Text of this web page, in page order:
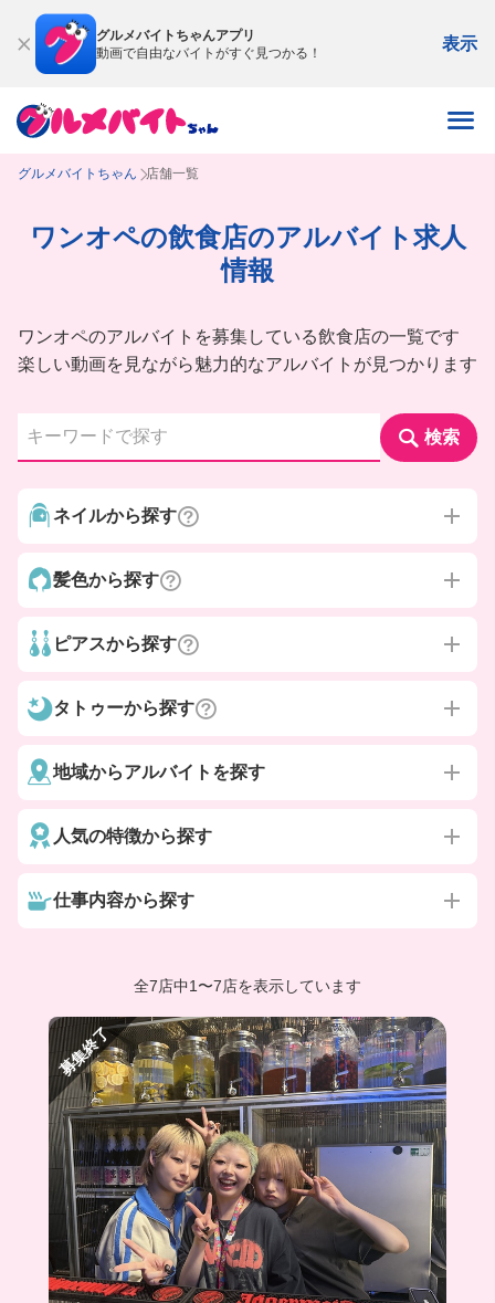
グルメバイトちゃんアプリ
動画で自由なバイトがすぐ見つかる！
表示
グルメバイトちゃん 店舗一覧
ワンオペの飲食店のアルバイト求人
情報
ワンオペのアルバイトを募集している飲食店の一覧です
楽しい動画を見ながら魅力的なアルバイトが見つかります
検索
ネイルから探す
髪色から探す
ピアスから探す
タトゥーから探す
地域からアルバイトを探す
人気の特徴から探す
仕事内容から探す
全7店中1 〜7店を表示しています
募集終了